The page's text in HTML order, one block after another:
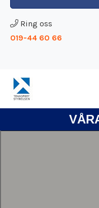
omnejd.
upplägg som även
bra tidsplanering.
Välkommen till en
Eskilstuna.
Ring oss
019-44 60 66